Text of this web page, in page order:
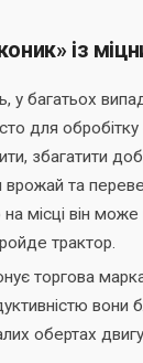
із
у багатьох
для
збагатити
врожай та
місці він
трактор.
торгова
вони
обертах